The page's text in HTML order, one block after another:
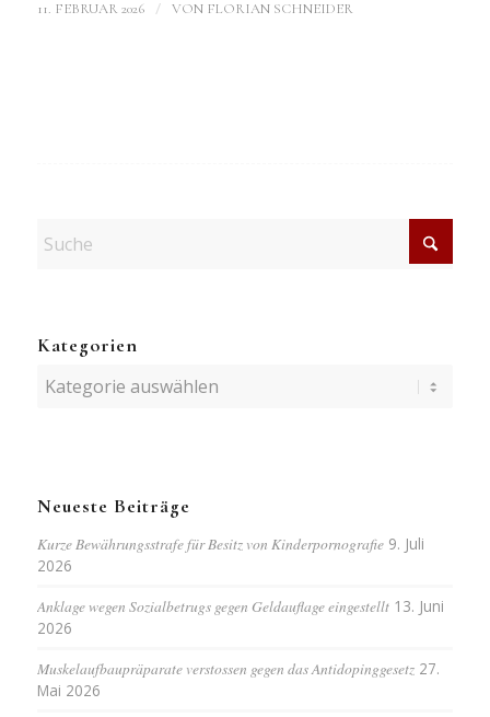
11. FEBRUAR 2026 / VON FLORIAN SCHNEIDER
Kategorien
Kategorien
Neueste Beiträge
Kurze Bewährungsstrafe für Besitz von Kinderpornografie 9. Juli
2026
Anklage wegen Sozialbetrugs gegen Geldauflage eingestellt 13. Juni
2026
Muskelaufbaupräparate verstossen gegen das Antidopinggesetz 27.
Mai 2026